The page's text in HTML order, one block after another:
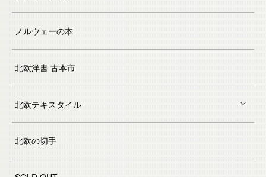
ノルウェーの本
北欧洋書 古本市
北欧テキスタイル
北欧の切手